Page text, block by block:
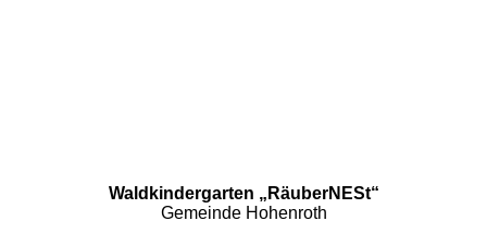
Waldkindergarten „RäuberNESt“
Gemeinde Hohenroth